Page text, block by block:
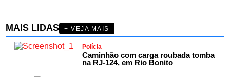
MAIS LIDAS + VEJA MAIS
Polícia
Caminhão com carga roubada tomba
na RJ-124, em Rio Bonito